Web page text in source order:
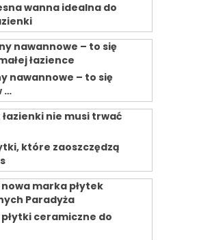
wanna idealna do
nawannowe – to się
…
które zaoszczędzą
ceramiczne do